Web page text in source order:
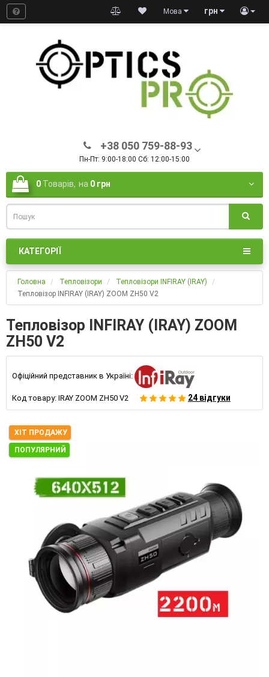
грн
Мова
+38 050 759-88-93
Пн-Пт: 9:00-18:00 Сб: 12:00-15:00
0 Товарів, на 0 грн
КАТЕГОРІЇ
Головна Тепловізори
Тепловізори INFIRAY (IRAY)
Тепловізор INFIRAY (IRAY) ZOOM ZH50 V2
Тепловізор INFIRAY (IRAY) ZOOM
ZH50 V2
Офіційний представник в Україні:
Код товару: IRAY ZOOM ZH50 V2 24 відгуки
ХІТ ПРОДАЖУ
ПОПУЛЯРНИЙ